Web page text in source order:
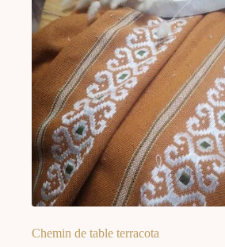
Chemin de table terracota